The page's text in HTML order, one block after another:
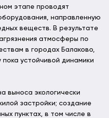
этапе проводят
направленную
веществ. В результате
атмосферы по
в городах Балаково,
устойчивой динамики
выноса экологически
застройки; создание
пунктах, в том числе в